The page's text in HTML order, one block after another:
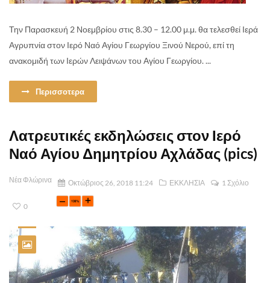
Την Παρασκευή 2 Νοεμβρίου στις 8.30 – 12.00 μ.μ. θα τελεσθεί Ιερά
Αγρυπνία στον Ιερό Ναό Αγίου Γεωργίου Ξινού Νερού, επί τη
ανακομιδή των Ιερών Λειψάνων του Αγίου Γεωργίου. ...
Περισσοτερα
Λατρευτικές εκδηλώσεις στον Ιερό
Ναό Αγίου Δημητρίου Αχλάδας (pics)
Νέα Φλώρινα Οκτώβριος 26, 2018 11:24 ΕΚΚΛΗΣΙΑ 1 Σχόλιο
0